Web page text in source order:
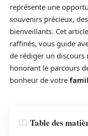
représente une
souvenirs précieux,
bienveillants. Cet
raffinés, vous guide
de rédiger un
honorant le parcours
bonheur de votre
Table des